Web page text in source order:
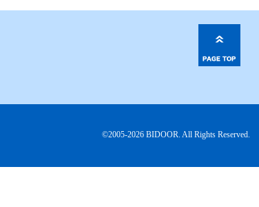
©2005-2026 BIDOOR. All Rights Reserved.